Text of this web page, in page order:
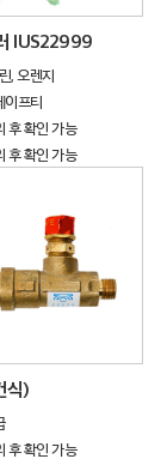
IUS22999
, 오렌지
이프티
후 확인 가능
후 확인 가능
식)
후 확인 가능